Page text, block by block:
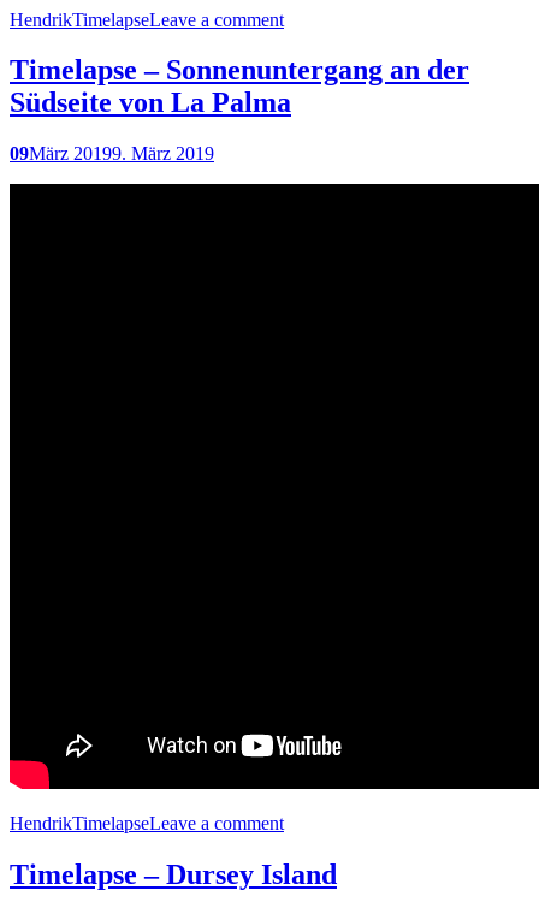
HendrikTimelapseLeave a comment
Timelapse – Sonnenuntergang an der
Südseite von La Palma
09März 20199. März 2019
HendrikTimelapseLeave a comment
Timelapse – Dursey Island